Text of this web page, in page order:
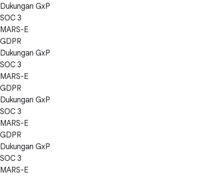
Dukungan GxP
SOC 3
MARS-E
GDPR
Dukungan GxP
SOC 3
MARS-E
GDPR
Dukungan GxP
SOC 3
MARS-E
GDPR
Dukungan GxP
SOC 3
MARS-E